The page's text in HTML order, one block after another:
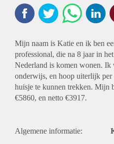
Mijn naam is Katie en ik ben
professional, die na 8 jaar in
Nederland is komen wonen.
onderwijs, en hoop uiterlijk per
huisje te kunnen trekken. Mijn
€5860, en netto €3917.
Algemene informatie: